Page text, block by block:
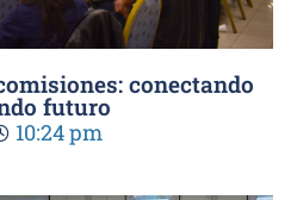
conectando
futuro
10:24 pm